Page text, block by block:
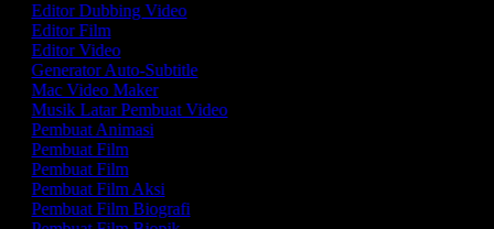
Editor Dubbing Video
Editor Film
Editor Video
Generator Auto-Subtitle
Mac Video Maker
Musik Latar Pembuat Video
Pembuat Animasi
Pembuat Film
Pembuat Film
Pembuat Film Aksi
Pembuat Film Biografi